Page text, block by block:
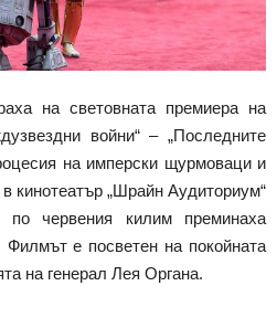
на световната премиера на
войни“ – „Последните
на имперски щурмоваци и
кинотеатър „Шрайн Аудиториум“
червения килим преминаха
Филмът е посветен на покойната
на генерал Лея Органа.